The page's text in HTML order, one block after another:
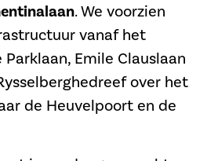
. We voorzien
vanaf het
Emile Clauslaan
over het
de Heuvelpoort en de